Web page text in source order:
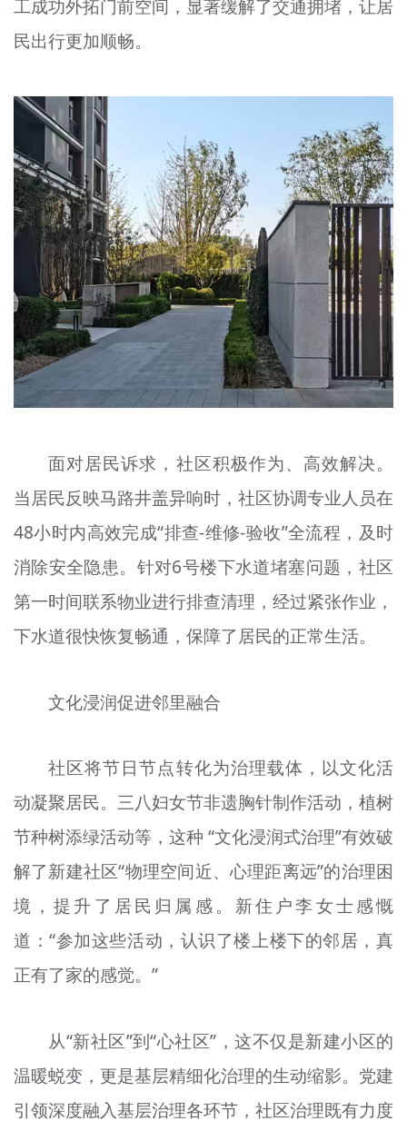
工成功外拓门前空间，显著缓解了交通拥堵，让居
民出行更加顺畅。
面对居民诉求，社区积极作为、高效解决。
当居民反映马路井盖异响时，社区协调专业人员在
48小时内高效完成“排查-维修-验收”全流程，及时
消除安全隐患。针对6号楼下水道堵塞问题，社区
第一时间联系物业进行排查清理，经过紧张作业，
下水道很快恢复畅通，保障了居民的正常生活。
文化浸润促进邻里融合
社区将节日节点转化为治理载体，以文化活
动凝聚居民。三八妇女节非遗胸针制作活动，植树
节种树添绿活动等，这种 “文化浸润式治理”有效破
解了新建社区“物理空间近、心理距离远”的治理困
境，提升了居民归属感。新住户李女士感慨
道：“参加这些活动，认识了楼上楼下的邻居，真
正有了家的感觉。”
从“新社区”到“心社区”，这不仅是新建小区的
温暖蜕变，更是基层精细化治理的生动缩影。党建
引领深度融入基层治理各环节，社区治理既有力度